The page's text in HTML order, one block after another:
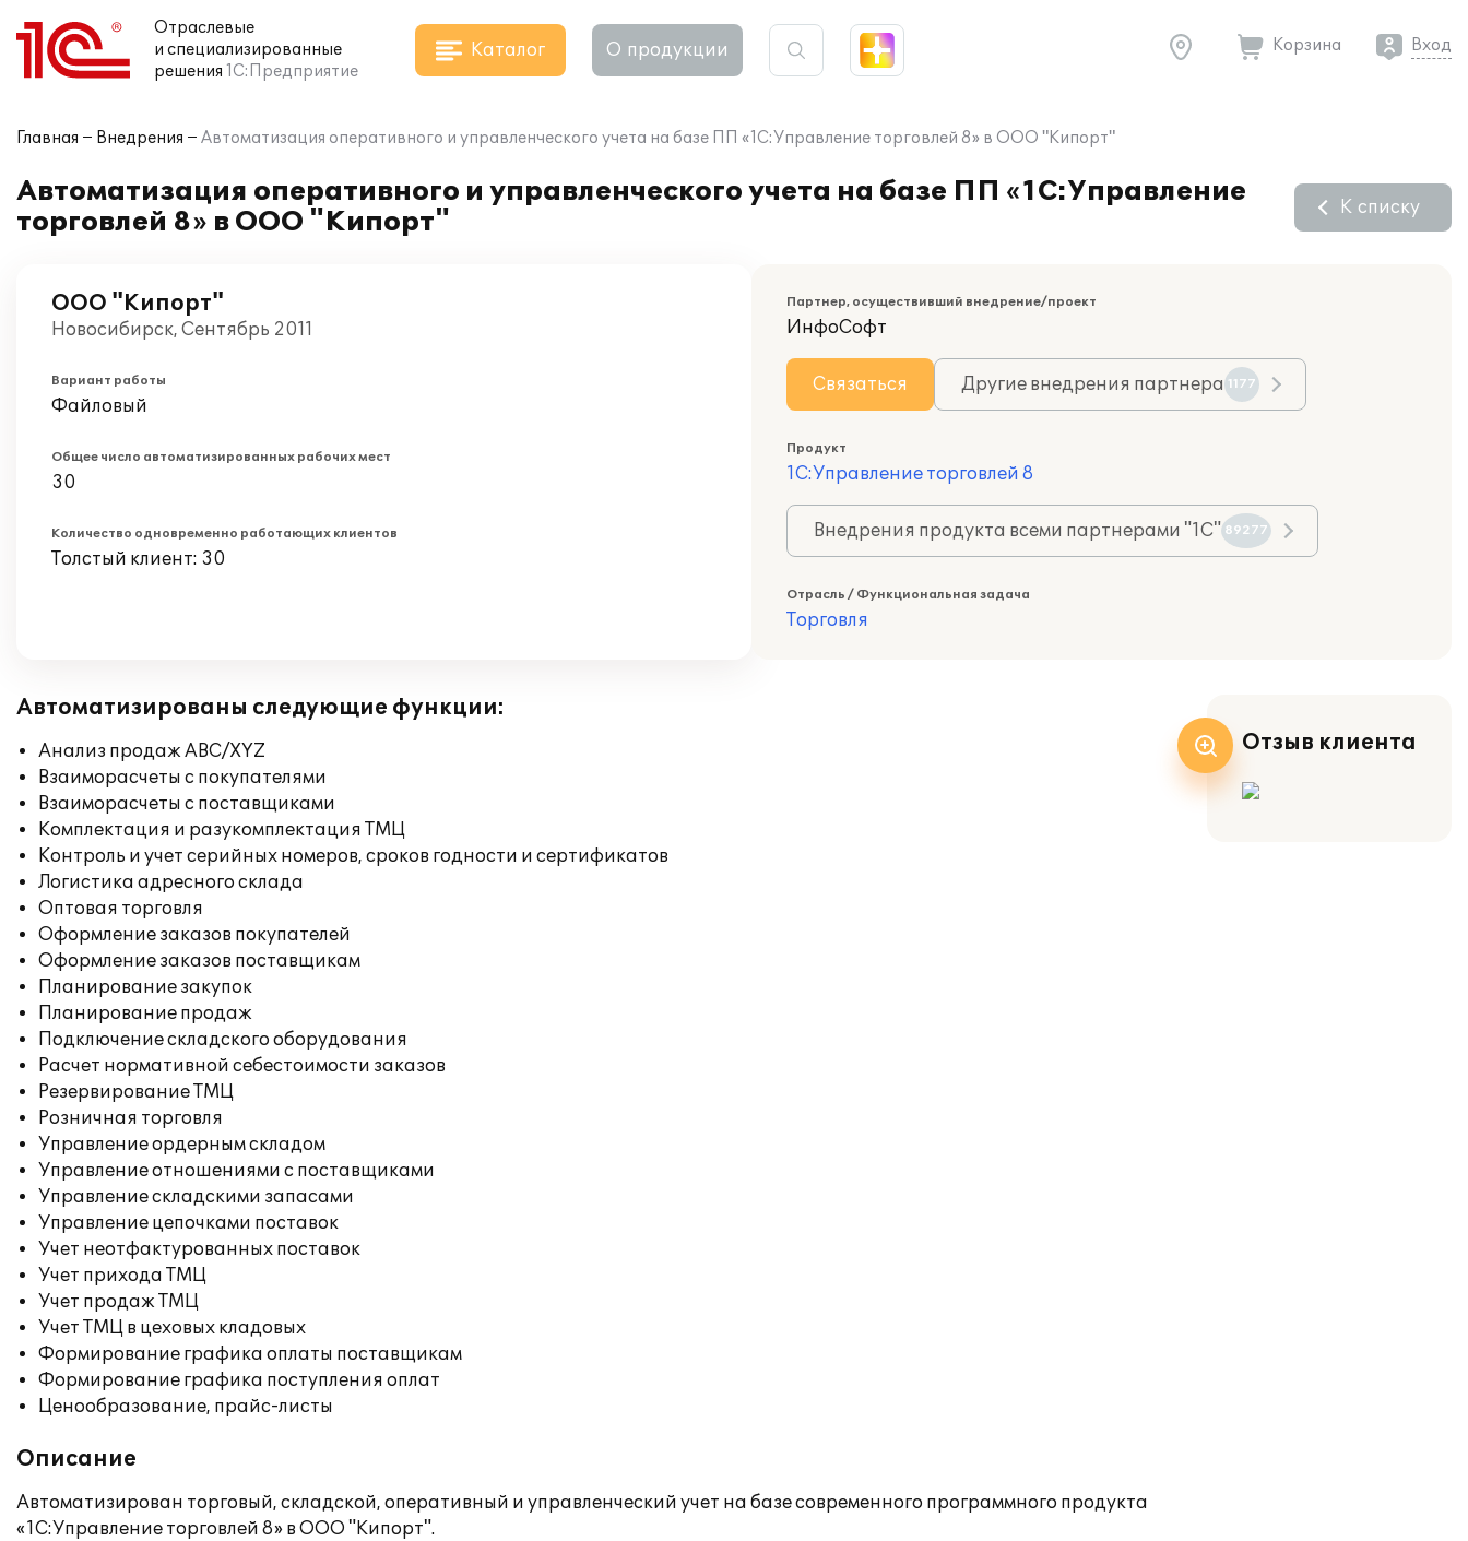
Отраслевые
и специализированные
решения 1С:Предприятие
Каталог О продукции Корзина Вход
Главная Внедрения Автоматизация оперативного и управленческого учета на базе ПП «1С:Управление торговлей 8» в ООО "Кипорт"
Автоматизация оперативного и управленческого учета на базе ПП «1С:Управление
торговлей 8» в ООО "Кипорт"
К списку
ООО "Кипорт"
Новосибирск, Сентябрь 2011
Вариант работы
Файловый
Общее число автоматизированных рабочих мест
30
Количество одновременно работающих клиентов
Толстый клиент: 30
Партнер, осуществивший внедрение/проект
ИнфоСофт
Связаться Другие внедрения партнера 1177
Продукт
1С:Управление торговлей 8
Внедрения продукта всеми партнерами "1С" 89277
Отрасль / Функциональная задача
Торговля
Автоматизированы следующие функции:
Анализ продаж ABC/XYZ
Взаиморасчеты с покупателями
Взаиморасчеты с поставщиками
Комплектация и разукомплектация ТМЦ
Контроль и учет серийных номеров, сроков годности и сертификатов
Логистика адресного склада
Оптовая торговля
Оформление заказов покупателей
Оформление заказов поставщикам
Планирование закупок
Планирование продаж
Подключение складского оборудования
Расчет нормативной себестоимости заказов
Резервирование ТМЦ
Розничная торговля
Управление ордерным складом
Управление отношениями с поставщиками
Управление складскими запасами
Управление цепочками поставок
Учет неотфактурованных поставок
Учет прихода ТМЦ
Учет продаж ТМЦ
Учет ТМЦ в цеховых кладовых
Формирование графика оплаты поставщикам
Формирование графика поступления оплат
Ценообразование, прайс-листы
Описание
Автоматизирован торговый, складской, оперативный и управленческий учет на базе современного программного продукта
«1С:Управление торговлей 8» в ООО "Кипорт".
Отзыв клиента